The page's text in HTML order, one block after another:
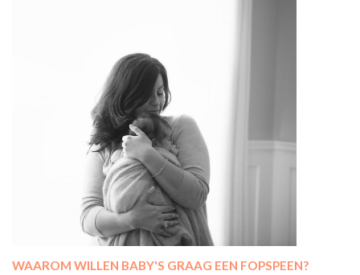
WAAROM WILLEN BABY'S GRAAG EEN FOPSPEEN?